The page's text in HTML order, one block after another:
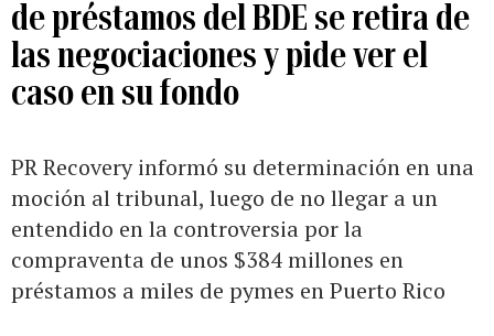
de préstamos del BDE se retira de
las negociaciones y pide ver el
caso en su fondo
PR Recovery informó su determinación en una
moción al tribunal, luego de no llegar a un
entendido en la controversia por la
compraventa de unos $384 millones en
préstamos a miles de pymes en Puerto Rico